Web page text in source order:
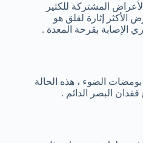
المشتركة للكثير
الأكثر إثارة لقلق هو
الإصابة بقرحة المعدة .
بومضات الضوء ، هذه الحالة
البصر الدائم .